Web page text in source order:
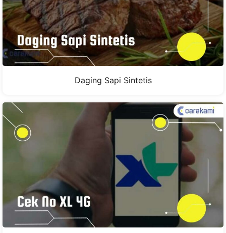
Daging Sapi Sintetis